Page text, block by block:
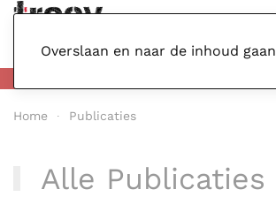
Overslaan en naar de inhoud gaan
Home Publicaties
Alle Publicaties